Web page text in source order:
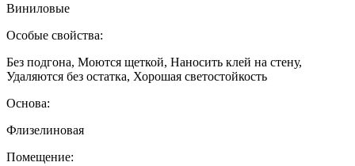
Виниловые
Особые свойства:
Без подгона, Моются щеткой, Наносить клей на стену,
Удаляются без остатка, Хорошая светостойкость
Основа:
Флизелиновая
Помещение: